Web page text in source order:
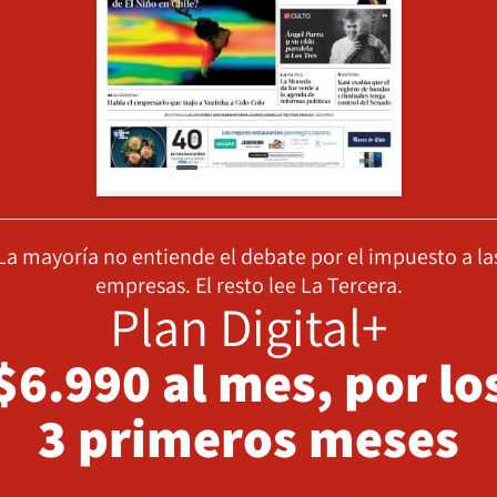
mayoría no entiende el debate por el impuesto a
empresas. El resto lee La Tercera.
Plan Digital+
al mes, por
3 primeros meses